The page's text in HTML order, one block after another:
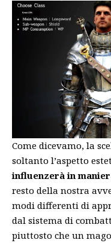
Come dicevamo, la
soltanto l’aspetto
influenzerà in
resto della nostra
modi differenti di
dal sistema di
piuttosto che un